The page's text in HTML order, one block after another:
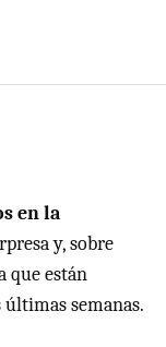
en la
y, sobre
que están
semanas.